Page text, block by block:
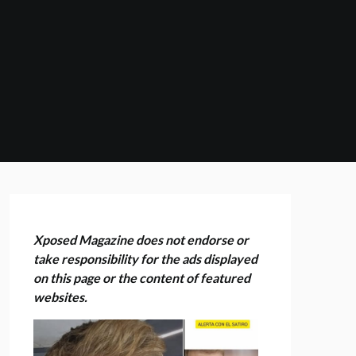
Xposed Magazine does not endorse or
take responsibility for the ads displayed
on this page or the content of featured
websites.